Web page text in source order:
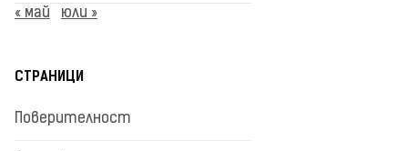
« май юли »
СТРАНИЦИ
Поверителност